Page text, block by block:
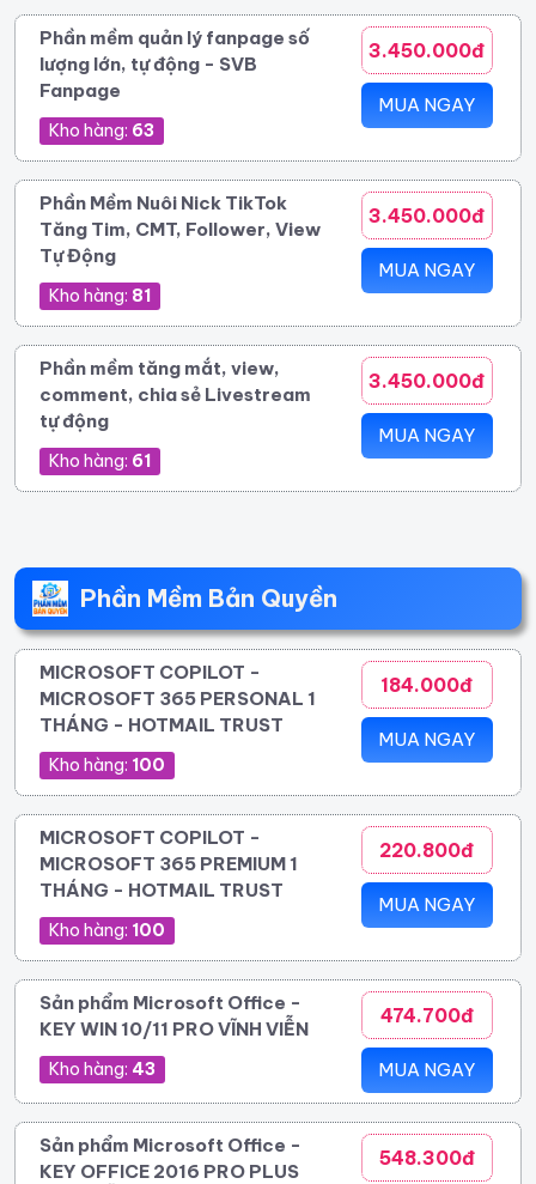
Phần mềm quản lý fanpage số
lượng lớn, tự động - SVB
Fanpage
Kho hàng: 63
3.450.000đ
MUA NGAY
Phần Mềm Nuôi Nick TikTok
Tăng Tim, CMT, Follower, View
Tự Động
Kho hàng: 81
3.450.000đ
MUA NGAY
Phần mềm tăng mắt, view,
comment, chia sẻ Livestream
tự động
Kho hàng: 61
3.450.000đ
MUA NGAY
Phần Mềm Bản Quyền
MICROSOFT COPILOT -
MICROSOFT 365 PERSONAL 1
THÁNG - HOTMAIL TRUST
Kho hàng: 100
184.000đ
MUA NGAY
MICROSOFT COPILOT -
MICROSOFT 365 PREMIUM 1
THÁNG - HOTMAIL TRUST
Kho hàng: 100
220.800đ
MUA NGAY
Sản phẩm Microsoft Office -
KEY WIN 10/11 PRO VĨNH VIỄN
Kho hàng: 43
474.700đ
MUA NGAY
Sản phẩm Microsoft Office -
KEY OFFICE 2016 PRO PLUS
548.300đ